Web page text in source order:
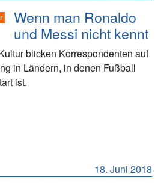
Wenn man Ronaldo
und Messi nicht kennt
blicken Korrespondenten auf
in Ländern, in denen Fußball
ist.
18. Juni 2018